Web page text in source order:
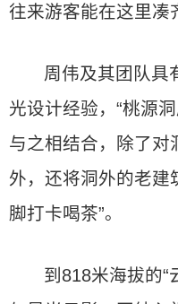
往来游客能在这里凑
周伟及其团队具
光设计经验，“桃源
与之相结合，除了对
外，还将洞外的老建
脚打卡喝茶”。
到818米海拔的“